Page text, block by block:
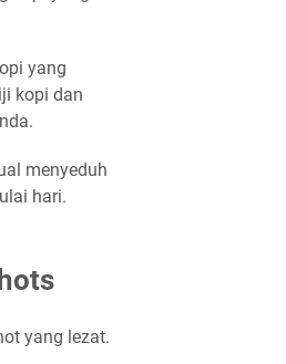
yang
kopi dan
menyeduh
hari.
yang lezat.